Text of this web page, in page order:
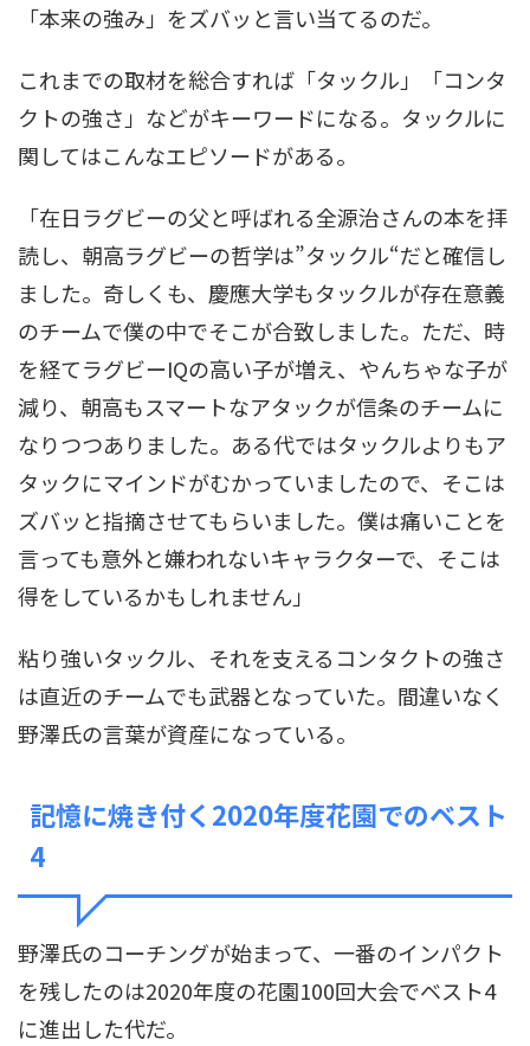
「本来の強み」をズバッと言い当てるのだ。
これまでの取材を総合すれば「タックル」「コンタ
クトの強さ」などがキーワードになる。タックルに
関してはこんなエピソードがある。
「在日ラグビーの父と呼ばれる全源治さんの本を拝
読し、朝高ラグビーの哲学は”タックル“だと確信し
ました。奇しくも、慶應大学もタックルが存在意義
のチームで僕の中でそこが合致しました。ただ、時
を経てラグビーIQの高い子が増え、やんちゃな子が
減り、朝高もスマートなアタックが信条のチームに
なりつつありました。ある代ではタックルよりもア
タックにマインドがむかっていましたので、そこは
ズバッと指摘させてもらいました。僕は痛いことを
言っても意外と嫌われないキャラクターで、そこは
得をしているかもしれません」
粘り強いタックル、それを支えるコンタクトの強さ
は直近のチームでも武器となっていた。間違いなく
野澤氏の言葉が資産になっている。
記憶に焼き付く2020年度花園でのベスト
4
野澤氏のコーチングが始まって、一番のインパクト
を残したのは2020年度の花園100回大会でベスト4
に進出した代だ。